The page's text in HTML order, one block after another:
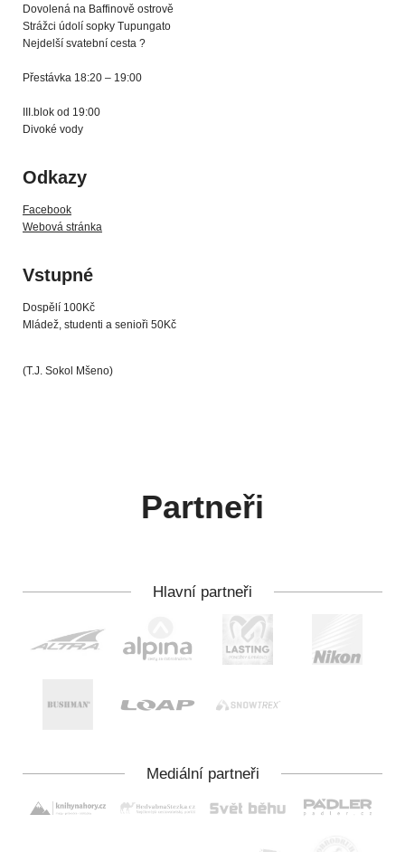
Dovolená na Baffinově ostrově
Strážci údolí sopky Tupungato
Nejdelší svatební cesta ?
Přestávka 18:20 – 19:00
III.blok od 19:00
Divoké vody
Odkazy
Facebook
Webová stránka
Vstupné
Dospělí 100Kč
Mládež, studenti a senioři 50Kč
(T.J. Sokol Mšeno)
Partneři